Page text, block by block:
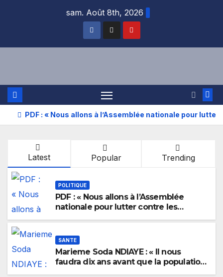
sam. Août 8th, 2026
PDF : « Nous allons à l’Assemblée nationale pour
Latest Popular Trending
POLITIQUE
PDF : « Nous allons à l’Assemblée
nationale pour lutter contre les
SANTE
Marieme Soda NDIAYE : « Il nous
faudra dix ans avant que la population